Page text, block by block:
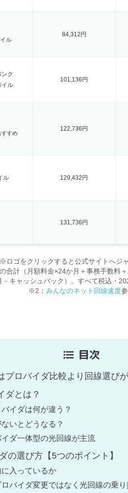
ル
84,312円
ク
イル
101,136円
すめ
122,736円
ル 129,432円
131,736円
※ロゴをクリックすると公式サイトへジ
合計（月額料金×24か月＋事務手数料
キャッシュバック）。すべて税込・
※2： みんなのネット回線速度
目次
プロバイダ比較より回線選び
ダとは？
イダは何が違う？
いとどうなる？
ダ一体型の光回線が主流
の選び方【5つのポイント】
入っているか
バイダ変更ではなく光回線の乗